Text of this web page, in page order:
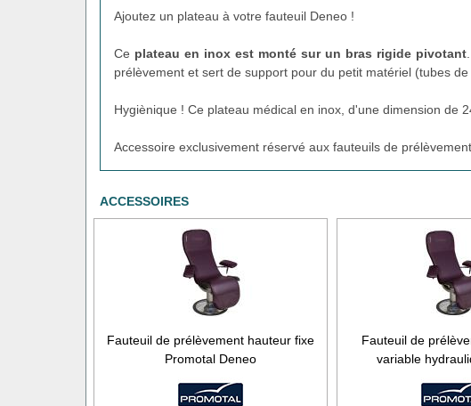
Ajoutez un plateau à votre fauteuil Deneo !
Ce plateau en inox est monté sur un bras rigide pivotant
prélèvement et sert de support pour du petit matériel (tubes
Hygiènique ! Ce plateau médical en inox, d'une dimension de
Accessoire exclusivement réservé aux fauteuils de
ACCESSOIRES
Fauteuil de prélèvement hauteur fixe
Promotal Deneo
Fauteuil de
variable